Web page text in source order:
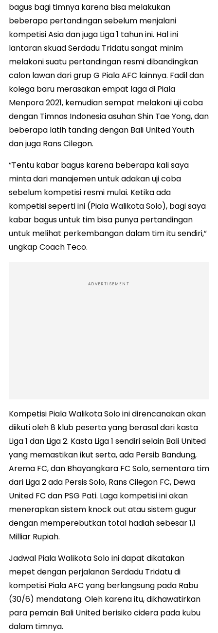
bagus bagi timnya karena bisa melakukan
beberapa pertandingan sebelum menjalani
kompetisi Asia dan juga Liga 1 tahun ini. Hal ini
lantaran skuad Serdadu Tridatu sangat minim
melakoni suatu pertandingan resmi dibandingkan
calon lawan dari grup G Piala AFC lainnya. Fadil dan
kolega baru merasakan empat laga di Piala
Menpora 2021, kemudian sempat melakoni uji coba
dengan Timnas Indonesia asuhan Shin Tae Yong, dan
beberapa latih tanding dengan Bali United Youth
dan juga Rans Cilegon.
“Tentu kabar bagus karena beberapa kali saya
minta dari manajemen untuk adakan uji coba
sebelum kompetisi resmi mulai. Ketika ada
kompetisi seperti ini (Piala Walikota Solo), bagi saya
kabar bagus untuk tim bisa punya pertandingan
untuk melihat perkembangan dalam tim itu sendiri,”
ungkap Coach Teco.
ADVERTISEMENT
Kompetisi Piala Walikota Solo ini direncanakan akan
diikuti oleh 8 klub peserta yang berasal dari kasta
Liga 1 dan Liga 2. Kasta Liga 1 sendiri selain Bali United
yang memastikan ikut serta, ada Persib Bandung,
Arema FC, dan Bhayangkara FC Solo, sementara tim
dari Liga 2 ada Persis Solo, Rans Cilegon FC, Dewa
United FC dan PSG Pati. Laga kompetisi ini akan
menerapkan sistem knock out atau sistem gugur
dengan memperebutkan total hadiah sebesar 1,1
Milliar Rupiah.
Jadwal Piala Walikota Solo ini dapat dikatakan
mepet dengan perjalanan Serdadu Tridatu di
kompetisi Piala AFC yang berlangsung pada Rabu
(30/6) mendatang. Oleh karena itu, dikhawatirkan
para pemain Bali United berisiko cidera pada kubu
dalam timnya.